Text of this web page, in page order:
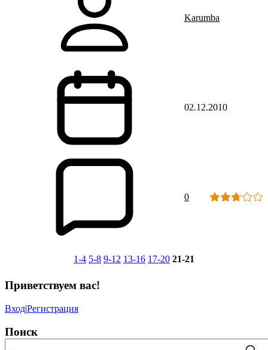
Karumba
02.12.2010
0
1-4 5-8 9-12 13-16 17-20 21-21
Приветствуем вас!
Вход|Регистрация
Поиск